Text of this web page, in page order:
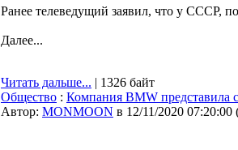
Ранее телеведущий заявил, что у СССР,
Далее...
Читать дальше... | 1326 байт
Общество : Компания BMW представила
Автор: MONMOON в 12/11/2020 07:20:00